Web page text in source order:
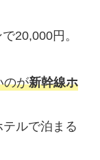
20,000円。
のが新幹線ホ
ルで泊まる